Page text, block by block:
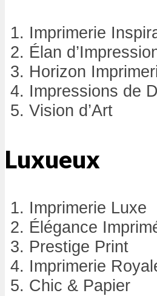
Imprimerie
Élan
Horizon
Impressions de
Vision d’Art
Luxueux
Imprimerie Luxe
Élégance
Prestige Print
Imprimerie
Chic & Papier